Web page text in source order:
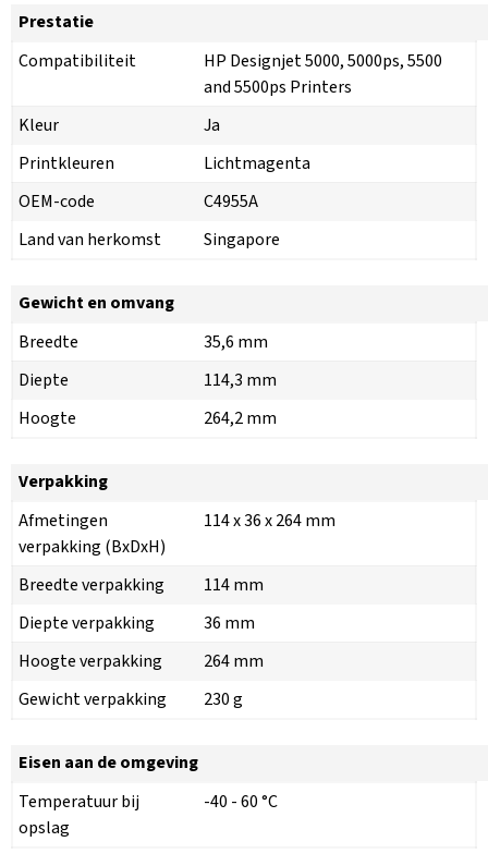
Prestatie
Compatibiliteit
HP Designjet 5000, 5000ps, 5500
and 5500ps Printers
Kleur
Ja
Printkleuren
Lichtmagenta
OEM-code
C4955A
Land van herkomst
Singapore
Gewicht en omvang
Breedte
35,6 mm
Diepte
114,3 mm
Hoogte
264,2 mm
Verpakking
Afmetingen
verpakking (BxDxH)
114 x 36 x 264 mm
Breedte verpakking
114 mm
Diepte verpakking
36 mm
Hoogte verpakking
264 mm
Gewicht verpakking
230 g
Eisen aan de omgeving
Temperatuur bij
opslag
-40 - 60 °C